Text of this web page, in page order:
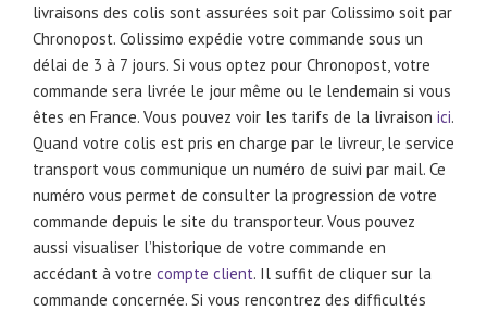
livraisons des colis sont assurées soit par Colissimo soit par
Chronopost. Colissimo expédie votre commande sous un
délai de 3 à 7 jours. Si vous optez pour Chronopost, votre
commande sera livrée le jour même ou le lendemain si vous
êtes en France. Vous pouvez voir les tarifs de la livraison ici.
Quand votre colis est pris en charge par le livreur, le service
transport vous communique un numéro de suivi par mail. Ce
numéro vous permet de consulter la progression de votre
commande depuis le site du transporteur. Vous pouvez
aussi visualiser l’historique de votre commande en
accédant à votre compte client. Il suffit de cliquer sur la
commande concernée. Si vous rencontrez des difficultés